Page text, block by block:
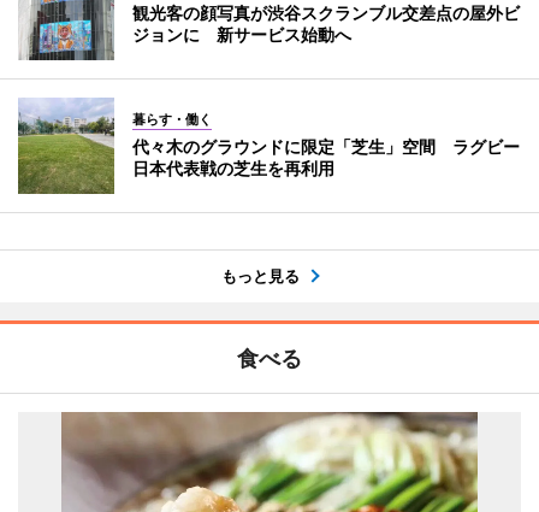
観光客の顔写真が渋谷スクランブル交差点の屋外ビ
ジョンに 新サービス始動へ
暮らす・働く
代々木のグラウンドに限定「芝生」空間 ラグビー
日本代表戦の芝生を再利用
もっと見る
食べる